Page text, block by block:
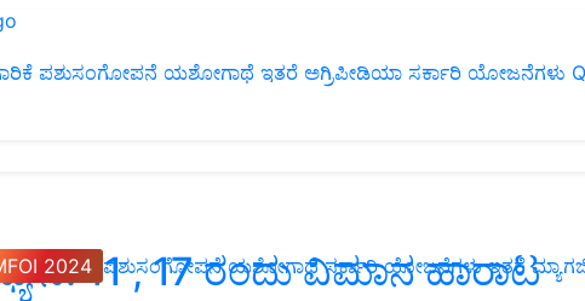
ಪಶುಸಂಗೋಪನೆ ಯಶೋಗಾಥೆ ಇತರೆ ಅಗ್ರಿಪೀಡಿಯಾ ಸರ್ಕಾರಿ ಯೋಜನೆಗಳು
2024 ಪಶುಸಂಗೋಪನೆ ಯಶೋಗಾಥೆ ಸರ್ಕಾರಿ ಯೋಜನೆಗಳು ಇತರೆ
ನ. 11 , 17 ರಂದು ವಿಮಾನ ಹಾರಾಟ